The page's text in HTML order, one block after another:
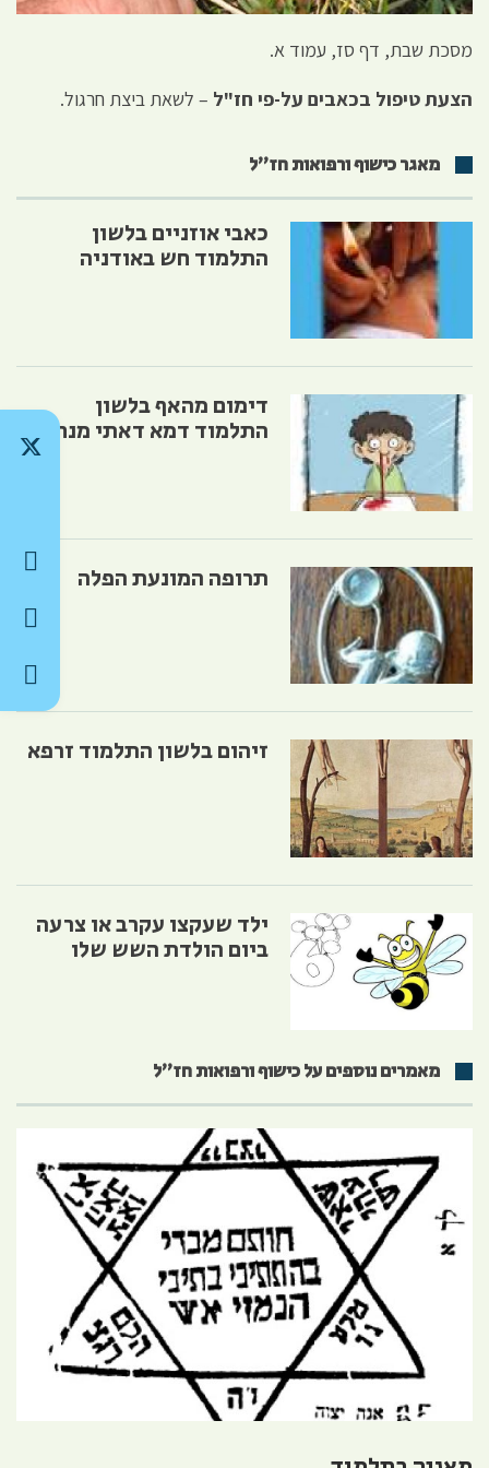
מסכת שבת, דף סז, עמוד א.
הצעת טיפול בכאבים על-פי חז"ל – לשאת ביצת חרגול.
מאגר כישוף ורפואות חז״ל
כאבי אוזניים בלשון
התלמוד חש באודניה
דימום מהאף בלשון
התלמוד דמא דאתי מנחירא
תרופה המונעת הפלה
זיהום בלשון התלמוד זרפא
ילד שעקצו עקרב או צרעה
ביום הולדת השש שלו
מאמרים נוספים על כישוף ורפואות חז״ל